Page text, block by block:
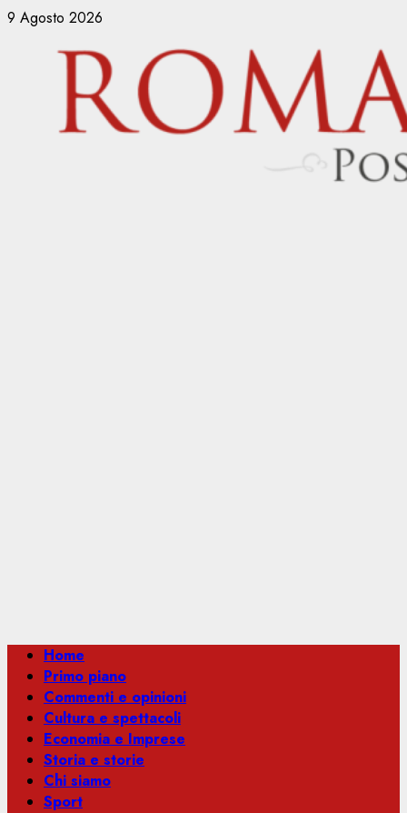
Vai
contenuto
9 Agosto 2026
Menu
principale
Home
Primo piano
Commenti e opinioni
Cultura e spettacoli
Economia e Imprese
Storia e storie
Chi siamo
Sport